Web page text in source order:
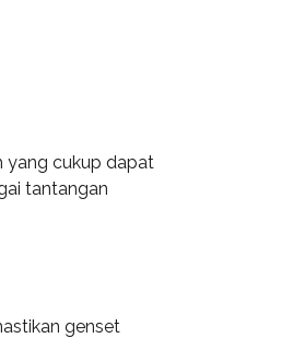
yang cukup dapat
tantangan
genset